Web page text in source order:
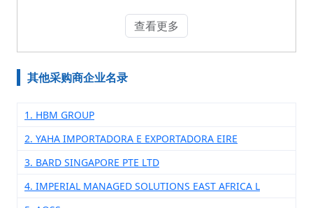
查看更多
其他采购商企业名录
1. HBM GROUP
2. YAHA IMPORTADORA E EXPORTADORA EIRE
3. BARD SINGAPORE PTE LTD
4. IMPERIAL MANAGED SOLUTIONS EAST AFRICA L